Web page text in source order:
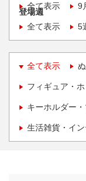
全て表示
9
登場週
全て表示
5
全て表示
フィギュア・
キーホルダー
生活雑貨・イ